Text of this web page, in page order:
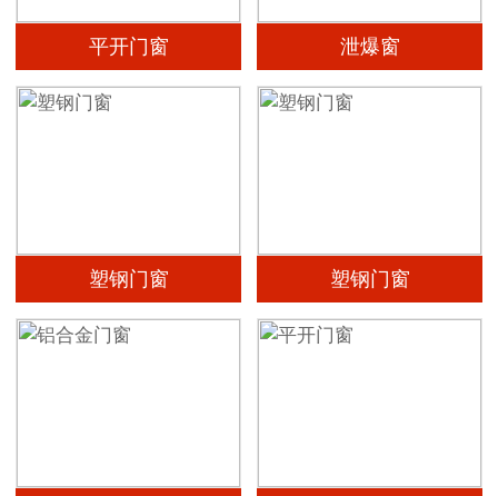
平开门窗 泄爆窗
塑钢门窗 塑钢门窗